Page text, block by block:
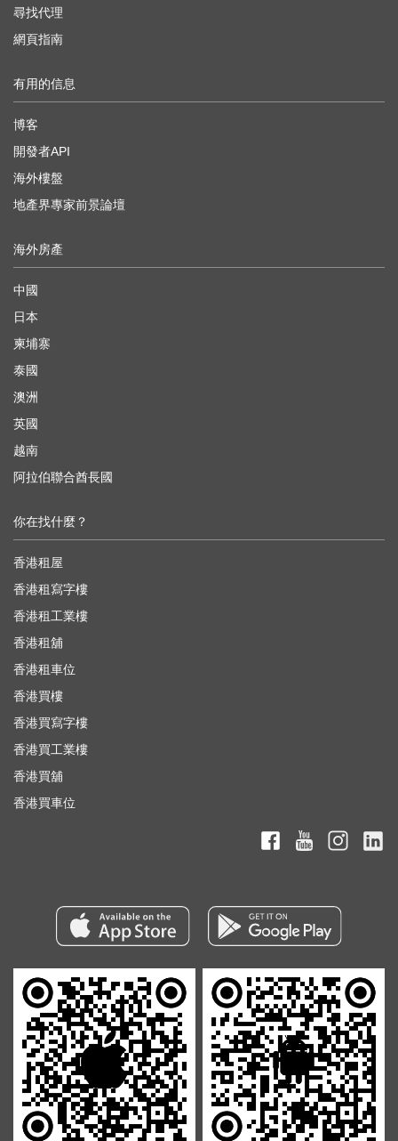
尋找代理
網頁指南
有用的信息
博客
開發者API
海外樓盤
地產界專家前景論壇
海外房產
中國
日本
柬埔寨
泰國
澳洲
英國
越南
阿拉伯聯合酋長國
你在找什麼？
香港租屋
香港租寫字樓
香港租工業樓
香港租舖
香港租車位
香港買樓
香港買寫字樓
香港買工業樓
香港買舖
香港買車位